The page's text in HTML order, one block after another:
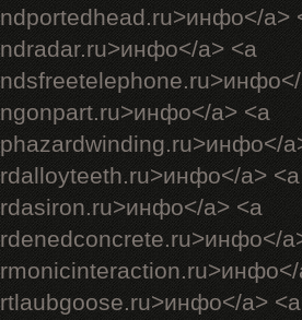
a>
a> <a
a> <a
a> <a
a> <a
a> <a